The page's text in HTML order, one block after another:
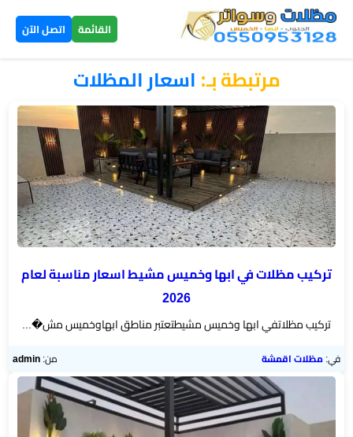
القائمة اتصل الآن ×
الخميس
مظلات
هرمية
الخميس
سواتر
الخميس
برجولات▼
مرتبطة بـ: اسعار المظلات
تركيب مظلات في ابها وخميس مشيط اسعار مناسبة لعام
2026
تركيب مظلاتفي ابها وخميس مشيطتعتبر مناطق ابهاوخميس مش�...
في:مظلات اقمشة من:admin